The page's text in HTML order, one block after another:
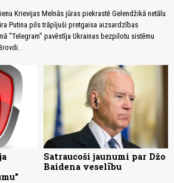
Krievijas Melnās jūras piekrastē Gelendžikā netālu
Putina pils trāpījuši pretgaisa aizsardzības
"Telegram" pavēstīja Ukrainas bezpilotu sistēmu
Satraucoši jaunumi par Džo
Baidena veselību